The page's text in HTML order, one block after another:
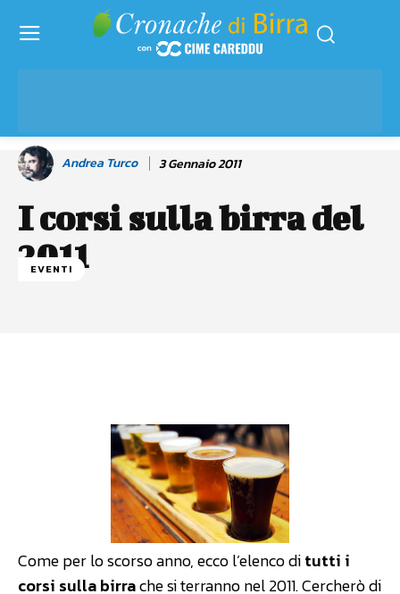
Andrea Turco 3 Gennaio 2011
I corsi sulla birra del
2011
EVENTI
Come per lo scorso anno, ecco l’elenco ditutti i
corsi sulla birrache si terranno nel 2011. Cercherò di